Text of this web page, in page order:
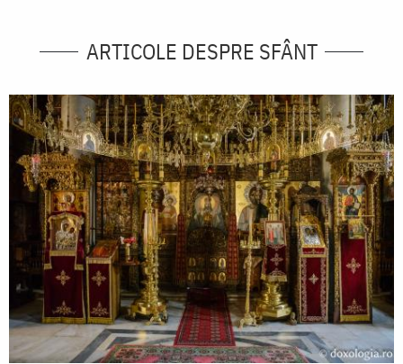
ARTICOLE DESPRE SFÂNT